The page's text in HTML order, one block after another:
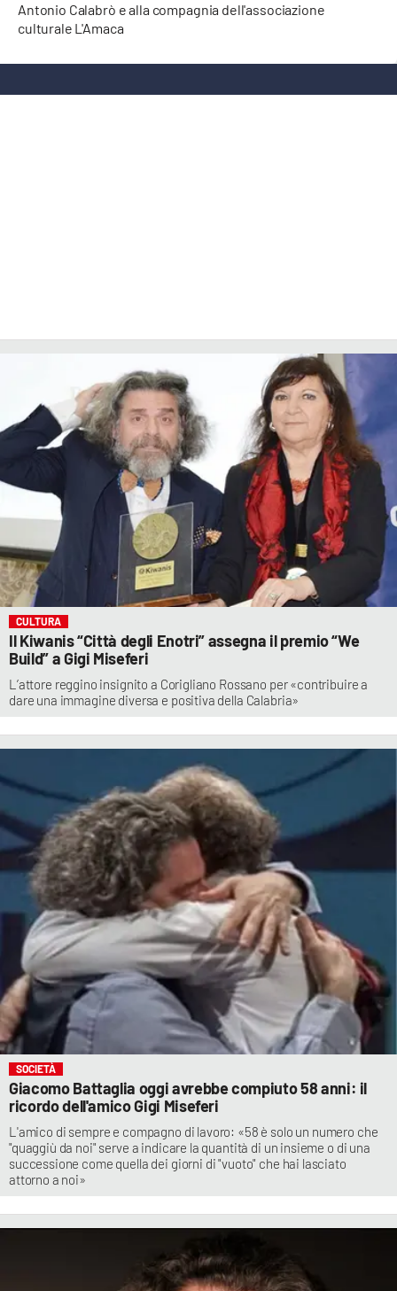
LACPLAY.IT
LACONAIR.IT
ANDROID
APPLE
Antonio Calabrò e alla compagnia dell'associazione
culturale L'Amaca
CULTURA
Il Kiwanis “Città degli Enotri” assegna il premio “We
Build” a Gigi Miseferi
L’attore reggino insignito a Corigliano Rossano per «contribuire a
dare una immagine diversa e positiva della Calabria»
SOCIETÀ
Giacomo Battaglia oggi avrebbe compiuto 58 anni: il
ricordo dell'amico Gigi Miseferi
L'amico di sempre e compagno di lavoro: «58 è solo un numero che
"quaggiù da noi" serve a indicare la quantità di un insieme o di una
successione come quella dei giorni di "vuoto" che hai lasciato
attorno a noi»